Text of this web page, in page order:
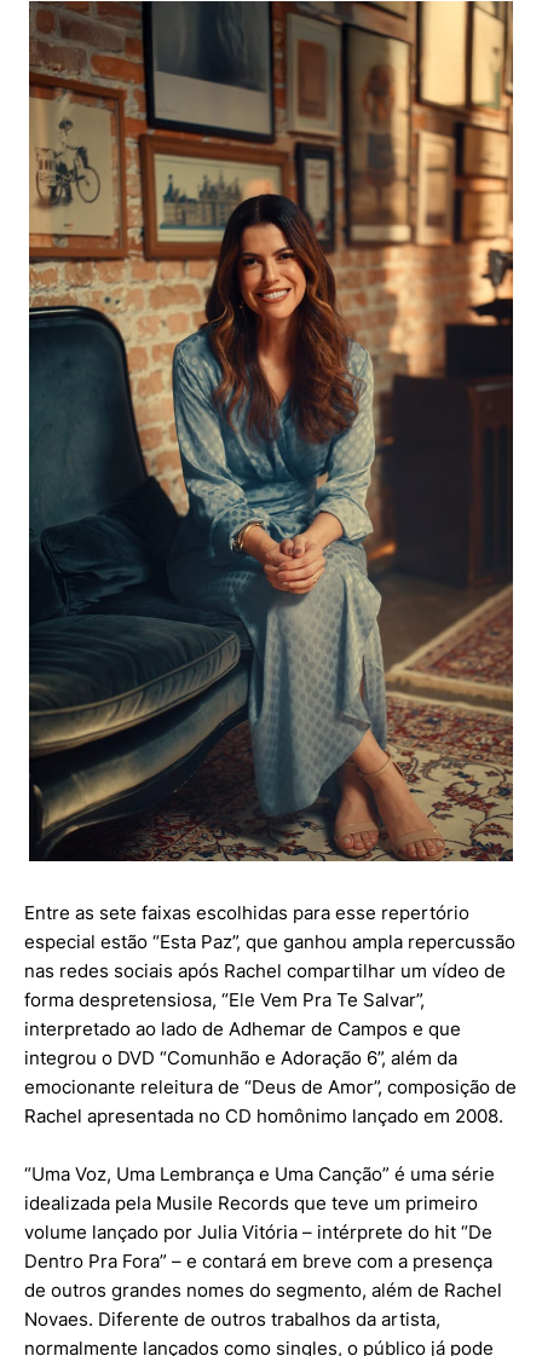
Entre as sete faixas escolhidas para esse repertório
especial estão “Esta Paz”, que ganhou ampla repercussão
nas redes sociais após Rachel compartilhar um vídeo de
forma despretensiosa, “Ele Vem Pra Te Salvar”,
interpretado ao lado de Adhemar de Campos e que
integrou o DVD “Comunhão e Adoração 6”, além da
emocionante releitura de “Deus de Amor”, composição de
Rachel apresentada no CD homônimo lançado em 2008.
“Uma Voz, Uma Lembrança e Uma Canção” é uma série
idealizada pela Musile Records que teve um primeiro
volume lançado por Julia Vitória – intérprete do hit “De
Dentro Pra Fora” – e contará em breve com a presença
de outros grandes nomes do segmento, além de Rachel
Novaes. Diferente de outros trabalhos da artista,
normalmente lançados como singles, o público já pode